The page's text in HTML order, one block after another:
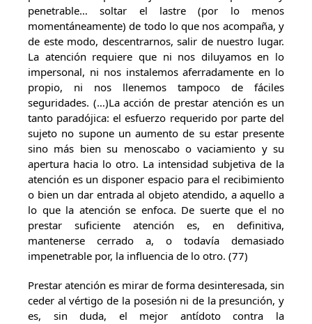
penetrable… soltar el lastre (por lo menos
momentáneamente) de todo lo que nos acompaña, y
de este modo, descentrarnos, salir de nuestro lugar.
La atención requiere que ni nos diluyamos en lo
impersonal, ni nos instalemos aferradamente en lo
propio, ni nos llenemos tampoco de fáciles
seguridades. (…)La acción de prestar atención es un
tanto paradójica: el esfuerzo requerido por parte del
sujeto no supone un aumento de su estar presente
sino más bien su menoscabo o vaciamiento y su
apertura hacia lo otro. La intensidad subjetiva de la
atención es un disponer espacio para el recibimiento
o bien un dar entrada al objeto atendido, a aquello a
lo que la atención se enfoca. De suerte que el no
prestar suficiente atención es, en definitiva,
mantenerse cerrado a, o todavía demasiado
impenetrable por, la influencia de lo otro. (77)
Prestar atención es mirar de forma desinteresada, sin
ceder al vértigo de la posesión ni de la presunción, y
es, sin duda, el mejor antídoto contra la